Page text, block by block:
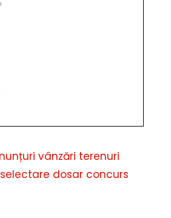
vânzări terenuri
dosar concurs